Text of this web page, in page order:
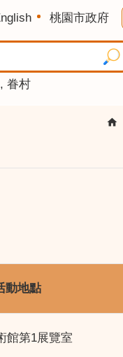
桃園市政府
眷村
動地點
館第1展覽室